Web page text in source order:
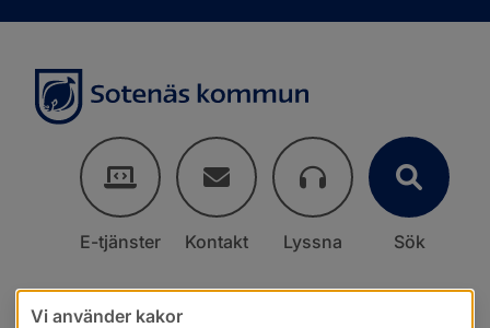
E-tjänster Kontakt Lyssna Sök
Vi använder kakor